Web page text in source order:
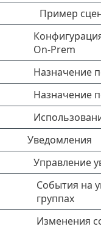
Пример
On-Prem
Назначение
Назначение
Уведомления
Управление
События на
группах
Изменения